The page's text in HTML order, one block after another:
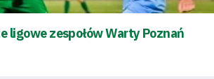
ligowe zespołów Warty Poznań